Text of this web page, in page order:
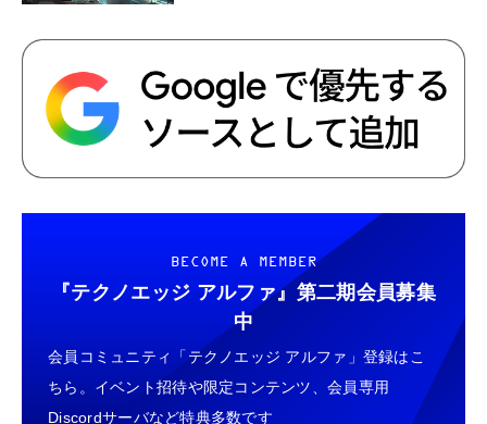
BECOME A MEMBER
『テクノエッジ アルファ』 第二期会員募集
中
会員コミュニティ「テクノエッジ アルファ」登録はこ
ちら。イベント招待や限定コンテンツ、会員専用
Discordサーバなど特典多数です